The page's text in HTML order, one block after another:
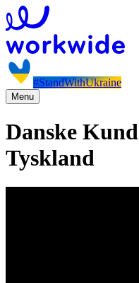
#StandWithUkraine
Menu
Danske
Tyskland